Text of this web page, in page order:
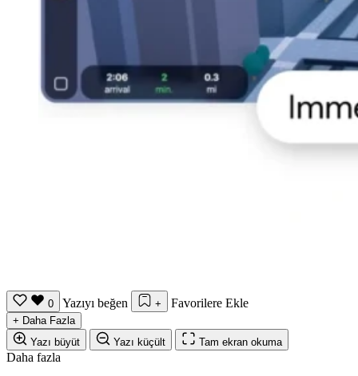
0 Yazıyı beğen + Favorilere Ekle
+ Daha Fazla
Yazı büyüt
Yazı küçült Tam ekran okuma
Daha fazla